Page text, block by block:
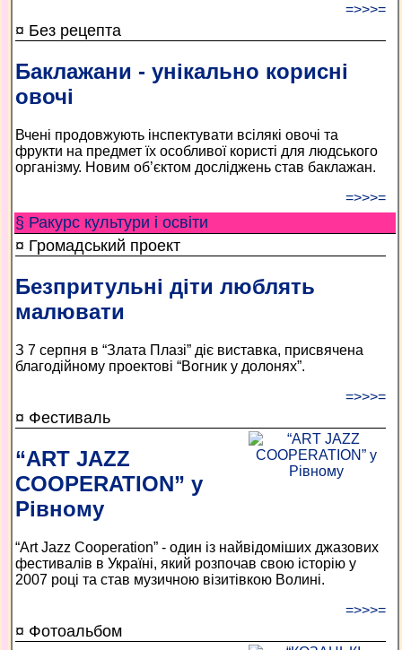
=>>>=
¤ Без рецепта
Баклажани - унікально корисні
овочі
Вчені продовжують інспектувати всілякі овочі та
фрукти на предмет їх особливої користі для людського
організму. Новим об’єктом досліджень став баклажан.
=>>>=
§ Ракурс культури і освіти
¤ Громадський проект
Безпритульні діти люблять
малювати
З 7 серпня в “Злата Плазі” діє виставка, присвячена
благодійному проектові “Вогник у долонях”.
=>>>=
¤ Фестиваль
“ART JAZZ
COOPERATION” у
Рівному
“Art Jazz Cooperation” - один із найвідоміших джазових
фестивалів в Україні, який розпочав свою історію у
2007 році та став музичною візитівкою Волині.
=>>>=
¤ Фотоальбом